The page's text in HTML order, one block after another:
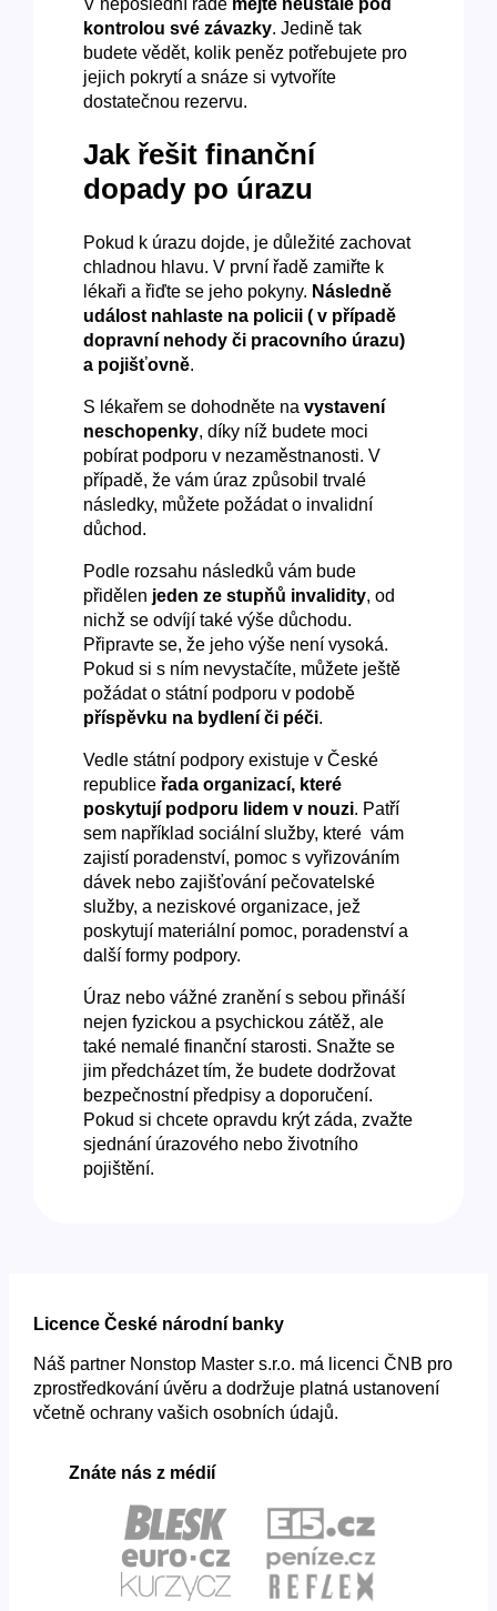
kontrolou své závazky. Jedině tak
budete vědět, kolik peněz potřebujete pro
jejich pokrytí a snáze si vytvoříte
dostatečnou rezervu.
Jak řešit finanční
dopady po úrazu
Pokud k úrazu dojde, je důležité zachovat
chladnou hlavu. V první řadě zamiřte k
lékaři a řiďte se jeho pokyny. Následně
událost nahlaste na policii ( v případě
dopravní nehody či pracovního úrazu)
a pojišťovně.
S lékařem se dohodněte navystavení
neschopenky, díky níž budete moci
pobírat podporu v nezaměstnanosti. V
případě, že vám úraz způsobil trvalé
následky, můžete požádat o invalidní
důchod.
Podle rozsahu následků vám bude
přidělen jeden ze stupňů invalidity, od
nichž se odvíjí také výše důchodu.
Připravte se, že jeho výše není vysoká.
Pokud si s ním nevystačíte, můžete ještě
požádat o státní podporu v podobě
příspěvku na bydlení či péči.
Vedle státní podpory existuje v České
republice řada organizací, které
poskytují podporu lidem v nouzi. Patří
sem například sociální služby, které vám
zajistí poradenství, pomoc s vyřizováním
dávek nebo zajišťování pečovatelské
služby, a neziskové organizace, jež
poskytují materiální pomoc, poradenství a
další formy podpory.
Úraz nebo vážné zranění s sebou přináší
nejen fyzickou a psychickou zátěž, ale
také nemalé finanční starosti. Snažte se
jim předcházet tím, že budete dodržovat
bezpečnostní předpisy a doporučení.
Pokud si chcete opravdu krýt záda, zvažte
sjednání úrazového nebo životního
pojištění.
Licence České národní banky
Náš partner Nonstop Master s.r.o. má licenci ČNB pro
zprostředkování úvěru a dodržuje platná ustanovení
včetně ochrany vašich osobních údajů.
Znáte nás z médií